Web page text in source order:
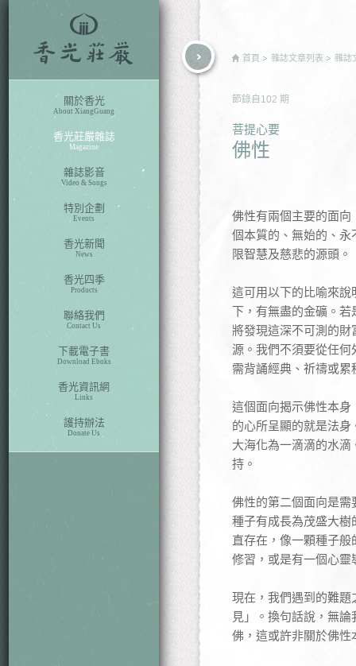
關於香光
About XiangGuang
香光莊嚴雜誌
Magazine
雜誌影音
Video & Songs
特別企劃
Events
香光新聞
News
香光四季
Products
聯絡我們
Contact Us
下載電子書
Download Eboks
香光資訊網
Links
護持辦法
Donate Us
首頁 雜誌文章列表 雜誌
節錄自 102 期
菩提心要
佛性
佛性有兩個主要的面
個本質的、無始的、
限智慧及慈悲的源頭。
這可用以下的比喻來
下，有無盡的金礦。
將發現這深不可測的
源。我們不須要從任
需背誦經典、祈禱或
這個面向揭示佛性本
的心所呈顯的就是法
大海化為一滴滴的水
持。
佛性的第二個面向是
種子有成長為茂盛大
直存在，像一顆種子
修習，或是有一個心
現在，我們遇到的難
見」。換句話說，無
佛，這或許非關於佛